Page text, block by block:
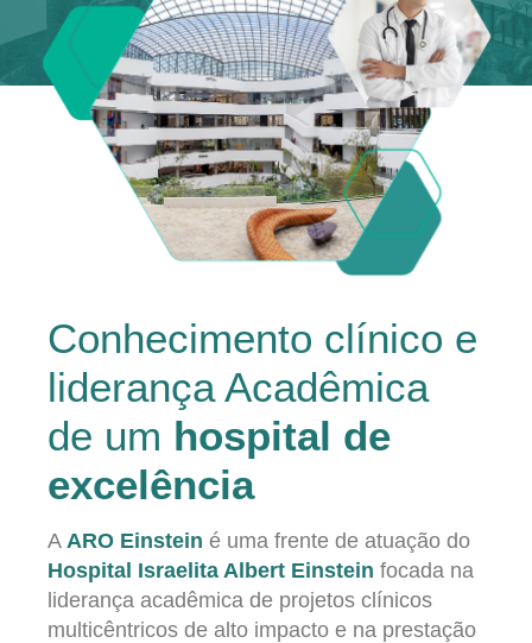
Conhecimento clínico e
liderança Acadêmica
de um hospital de
excelência
A ARO Einstein é uma frente de atuação do
Hospital Israelita Albert Einstein focada na
liderança acadêmica de projetos clínicos
multicêntricos de alto impacto e na prestação